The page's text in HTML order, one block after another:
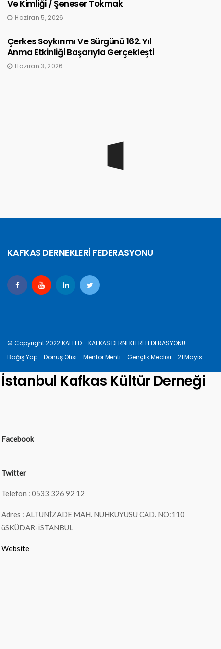
Ve Kimliği / Şeneser Tokmak
Haziran 5, 2026
Çerkes Soykırımı Ve Sürgünü 162. Yıl
Anma Etkinliği Başarıyla Gerçekleşti
Haziran 3, 2026
KAFKAS DERNEKLERİ FEDERASYONU
© Copyright 2022 KAFFED - KAFKAS DERNEKLERİ FEDERASYONU
Bağış Yap
Dönüş Ofisi Mentor Menti Gençlik Meclisi 21 Mayıs
İstanbul Kafkas Kültür Derneği
Facebook
Twitter
Telefon : 0533 326 92 12
Adres : ALTUNİZADE MAH. NUHKUYUSU CAD. NO:110
üSKÜDAR-İSTANBUL
Website